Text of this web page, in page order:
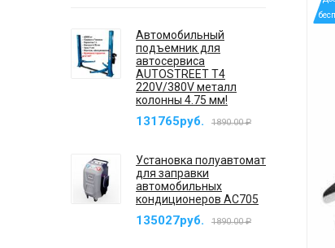
Автомобильный
подъемник для
автосервиса
AUTOSTREET T4
220V/380V металл
колонны 4.75 мм!
131765руб. 1890.00 ₽
Установка полуавтомат
для заправки
автомобильных
кондиционеров AC705
135027руб. 1890.00 ₽